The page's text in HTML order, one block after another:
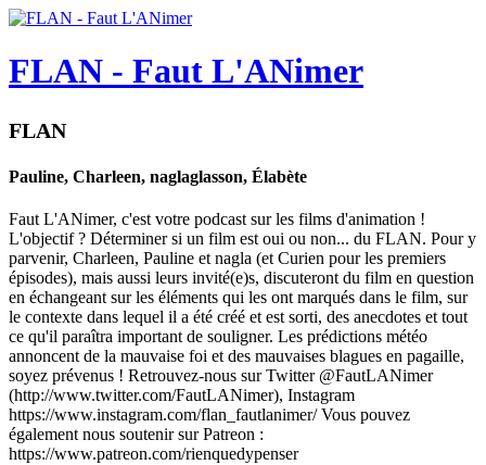
FLAN - Faut L'ANimer
FLAN
Pauline, Charleen, naglaglasson, Élabète
Faut L'ANimer, c'est votre podcast sur les films d'animation !
L'objectif ? Déterminer si un film est oui ou non... du FLAN. Pour y
parvenir, Charleen, Pauline et nagla (et Curien pour les premiers
épisodes), mais aussi leurs invité(e)s, discuteront du film en question
en échangeant sur les éléments qui les ont marqués dans le film, sur
le contexte dans lequel il a été créé et est sorti, des anecdotes et tout
ce qu'il paraîtra important de souligner. Les prédictions météo
annoncent de la mauvaise foi et des mauvaises blagues en pagaille,
soyez prévenus ! Retrouvez-nous sur Twitter @FautLANimer
(http://www.twitter.com/FautLANimer), Instagram
https://www.instagram.com/flan_fautlanimer/ Vous pouvez
également nous soutenir sur Patreon :
https://www.patreon.com/rienquedypenser